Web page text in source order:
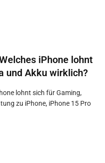
iPhone lohnt
und Akku wirklich?
lohnt sich für Gaming,
zu iPhone, iPhone 15 Pro